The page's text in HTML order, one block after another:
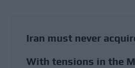
Iran must never
With tensions in the